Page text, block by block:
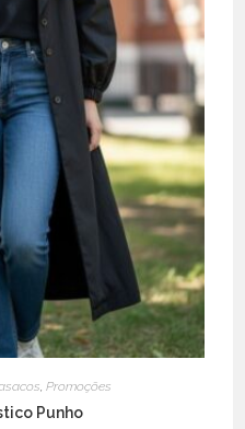
, Promoções
Punho